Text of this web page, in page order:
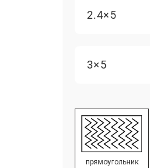
2.4×5
3×5
прямоугольник